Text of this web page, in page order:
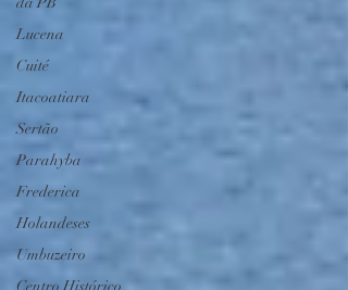
Lucena
Cuité
Itacoatiara
Sertão
Parahyba
Frederica
Holandeses
Umbuzeiro
Centro Histórico